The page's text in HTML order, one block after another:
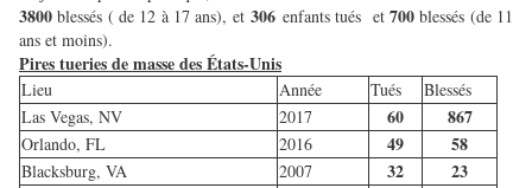
3800blessés ( de 12 à 17 ans), et306 enfants tués et 700blessés (de 11
ans et moins).
Pires tueries de masse des États-Unis
Lieu Année Tués
Blessés
Las Vegas, NV
2017 60 867
Orlando, FL 2016 49 58
Blacksburg, VA 2007 32 23